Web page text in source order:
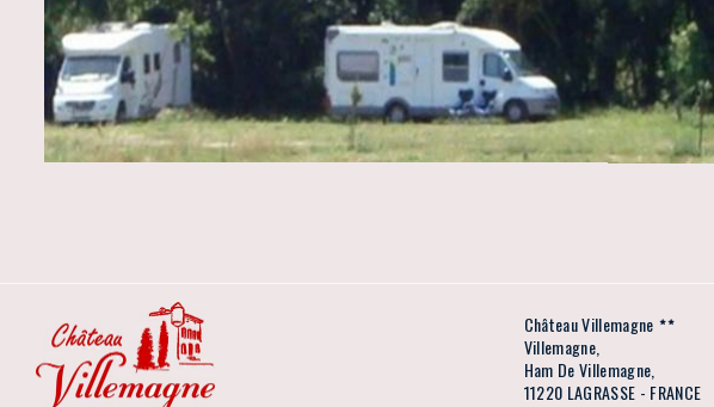
Château Villemagne
Villemagne,
Ham De Villemagne,
11220 LAGRASSE - FRANCE